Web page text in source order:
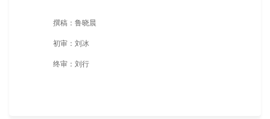
撰稿：鲁晓晨
初审：刘冰
终审：刘行